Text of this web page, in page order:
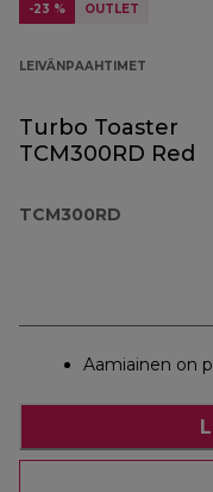
-23 % OUTLET
LEIVÄNPAAHTIMET
Turbo Toaster
TCM300RD Red
TCM300RD
Aamiainen on